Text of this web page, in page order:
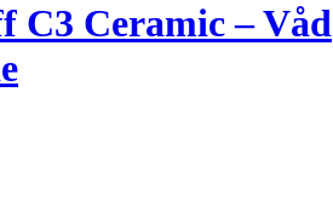
C3 Ceramic – Våd